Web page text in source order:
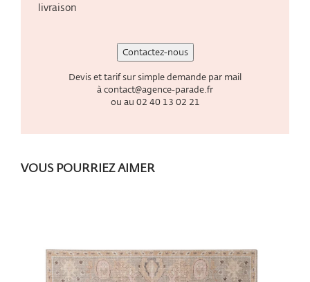
livraison
Contactez-nous
Devis et tarif sur simple demande par mail
àcontact@agence-parade.fr
ou au 02 40 13 02 21
VOUS POURRIEZ AIMER